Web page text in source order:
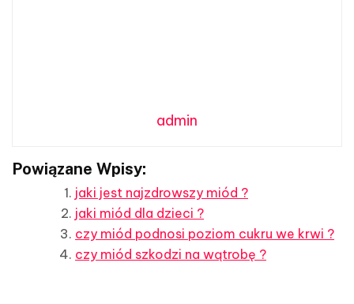
admin
Powiązane Wpisy:
jaki jest najzdrowszy miód ?
jaki miód dla dzieci ?
czy miód podnosi poziom cukru we krwi ?
czy miód szkodzi na wątrobę ?